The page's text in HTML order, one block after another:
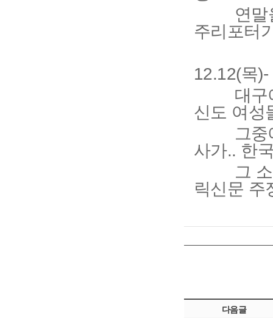
연말을
주리포터
12.12(목
대구에
신도 여성
그중에
사가.. 한
그 소식
릭신문 주
다음글